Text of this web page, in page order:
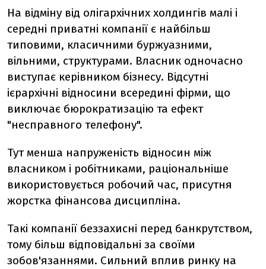
На відміну від олігархічних холдингів малі і
середні приватні компанії є найбільш
типовими, класичними буржуазними,
вільними, структурами. Власник одночасно
виступає керівником бізнесу. Відсутні
ієрархічні відносини всередині фірми, що
виключає бюрократизацію та ефект
"несправного телефону".
Тут менша напруженість відносин між
власником і робітниками, раціональніше
використовується робочий час, присутня
жорстка фінансова дисципліна.
Такі компанії беззахисні перед банкрутством,
тому більш відповідальні за своїми
зобов'язаннями. Сильний вплив ринку на